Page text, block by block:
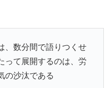
、数分間で語りつくせ
って展開するのは、労
の沙汰である